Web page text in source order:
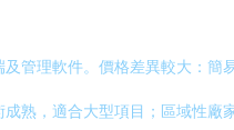
管理軟件。價格差異較大：
熟，適合大型項目；區域性